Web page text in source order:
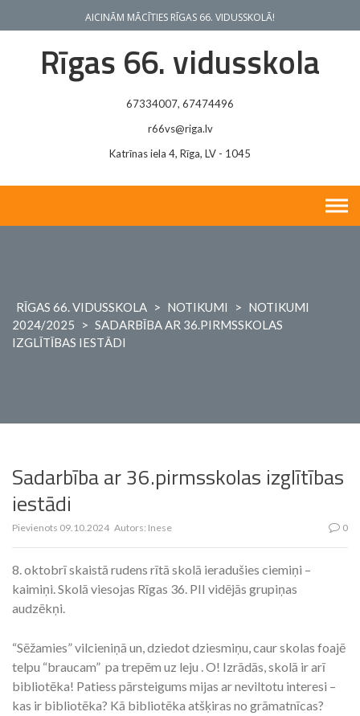
AICINĀM MĀCĪTIES RĪGAS 66. VIDUSSKOLĀ!
Rīgas 66. vidusskola
67334007, 67474496
r66vs@riga.lv
Katrīnas iela 4, Rīga, LV - 1045
RĪGAS 66. VIDUSSKOLA > NOTIKUMI > NOTIKUMI
2024/2025
> SADARBĪBA AR 36.PIRMSSKOLAS
IZGLĪTĪBAS IESTĀDI
Sadarbība ar 36.pirmsskolas izglītības
iestādi
Pievienots 09.10.2024 Autors: Inese 0
8. oktobrī skaistā rudens rītā skolā ieradušies ciemiņi –
kaimiņi. Skolā viesojas Rīgas 36. PII vidējās grupiņas
audzēkņi.
“Sēžamies” vilcieniņā un, dziedot dziesmiņu, caur skolas foajē
telpu “braucam” pa trepēm uz leju . O! Izrādās, skolā ir arī
bibliotēka! Patiess pārsteigums mijas ar neviltotu interesi –
kas ir bibliotēka? Kā bibliotēka atšķiras no grāmatnīcas?